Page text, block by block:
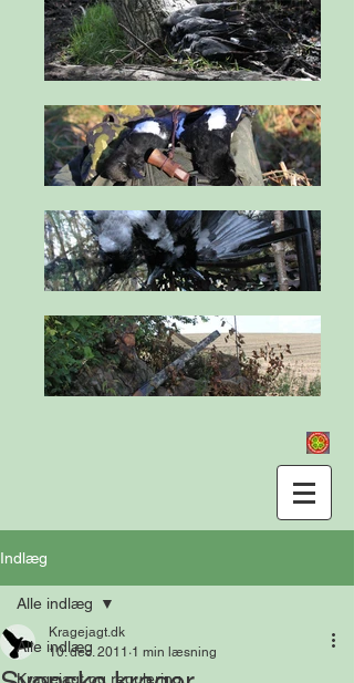
Indlæg
Alle indlæg
Kragejagt og regulering
Alle indlæg
Kragejagt.dk
10. dec. 2011 1 min læsning